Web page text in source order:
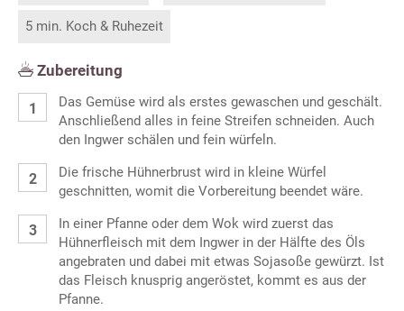
5 min. Koch & Ruhezeit
Zubereitung
Das Gemüse wird als erstes gewaschen und geschält.
Anschließend alles in feine Streifen schneiden. Auch
den Ingwer schälen und fein würfeln.
Die frische Hühnerbrust wird in kleine Würfel
geschnitten, womit die Vorbereitung beendet wäre.
In einer Pfanne oder dem Wok wird zuerst das
Hühnerfleisch mit dem Ingwer in der Hälfte des Öls
angebraten und dabei mit etwas Sojasoße gewürzt. Ist
das Fleisch knusprig angeröstet, kommt es aus der
Pfanne.